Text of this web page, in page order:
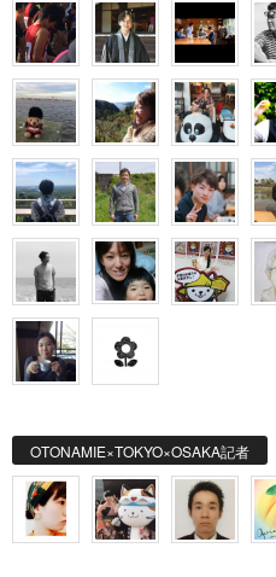
OTONAMIE×TOKYO×OSAKA記者